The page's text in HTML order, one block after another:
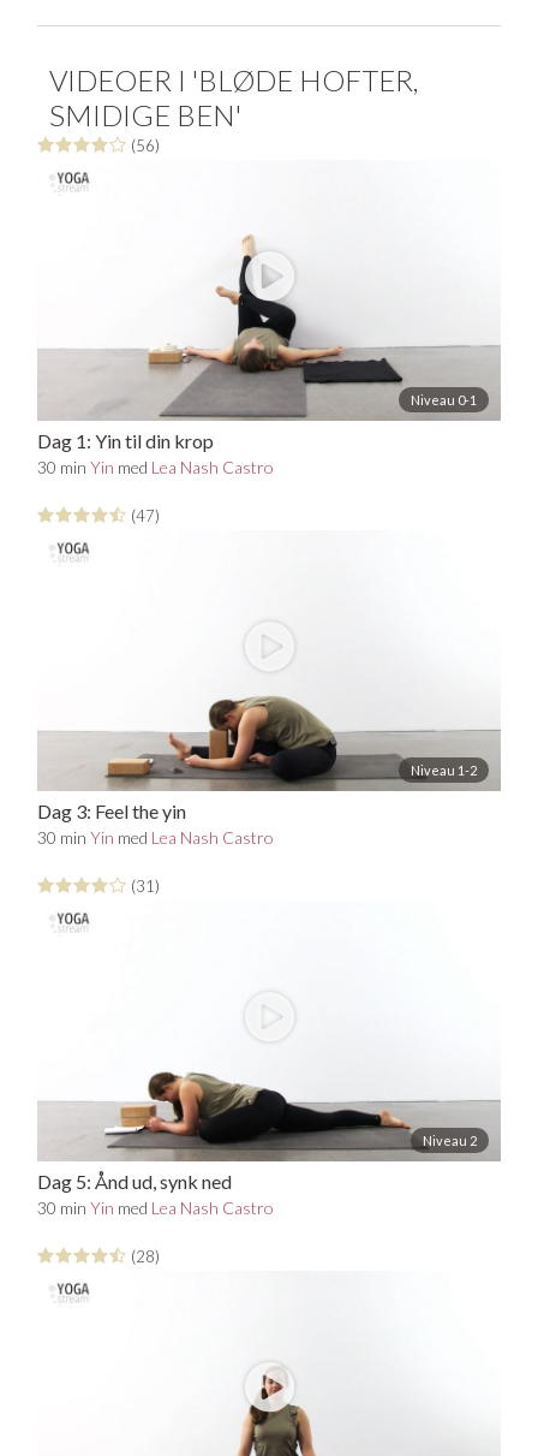
use a pose to get into our body" - citat, yin-yogalærer
VIDEOER I 'BLØDE HOFTER,
SMIDIGE BEN'
(56)
Niveau 0-1
Dag 1: Yin til din krop
30 minYin med Lea Nash Castro
(47)
Niveau 1-2
Dag 3: Feel the yin
30 minYin med Lea Nash Castro
(31)
Niveau 2
Dag 5: Ånd ud, synk ned
30 minYin med Lea Nash Castro
(28)